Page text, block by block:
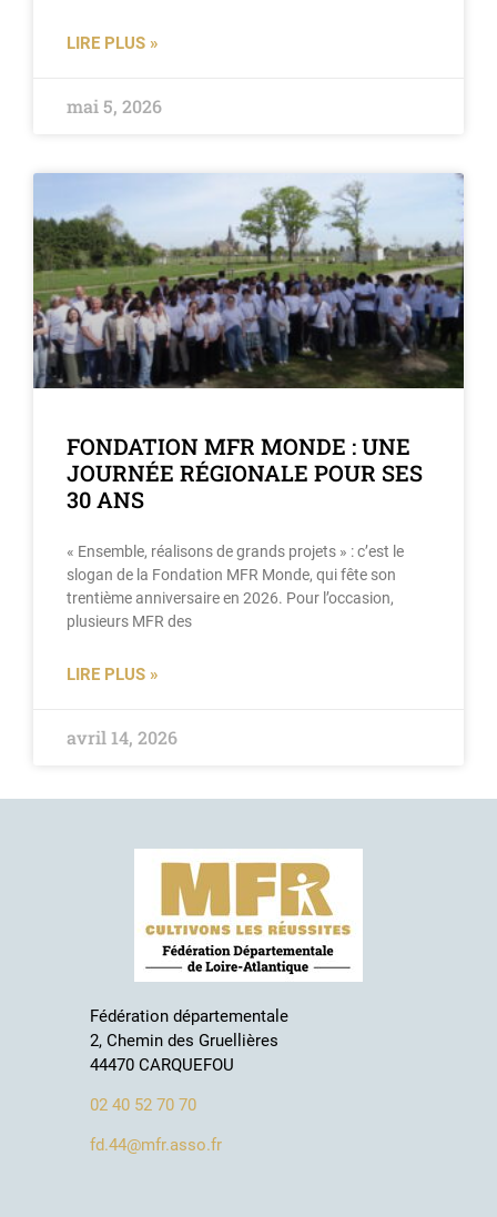
LIRE PLUS »
mai 5, 2026
FONDATION MFR MONDE : UNE
JOURNÉE RÉGIONALE POUR SES
30 ANS
« Ensemble, réalisons de grands projets » : c’est le
slogan de la Fondation MFR Monde, qui fête son
trentième anniversaire en 2026. Pour l’occasion,
plusieurs MFR des
LIRE PLUS »
avril 14, 2026
Fédération départementale
2, Chemin des Gruellières
44470 CARQUEFOU
02 40 52 70 70
fd.44@mfr.asso.fr